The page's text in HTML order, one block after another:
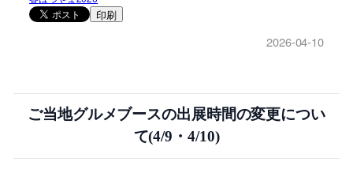
印刷
2026-04-10
ご当地グルメブースの出展時間の変更につい
て(4/9・4/10)